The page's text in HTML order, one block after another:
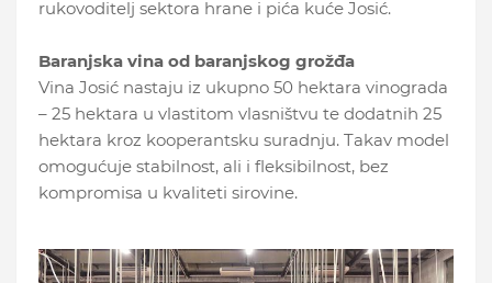
rukovoditelj sektora hrane i pića kuće Josić.
Baranjska vina od baranjskog grožđa
Vina Josić nastaju iz ukupno 50 hektara vinograda
– 25 hektara u vlastitom vlasništvu te dodatnih 25
hektara kroz kooperantsku suradnju. Takav model
omogućuje stabilnost, ali i fleksibilnost, bez
kompromisa u kvaliteti sirovine.